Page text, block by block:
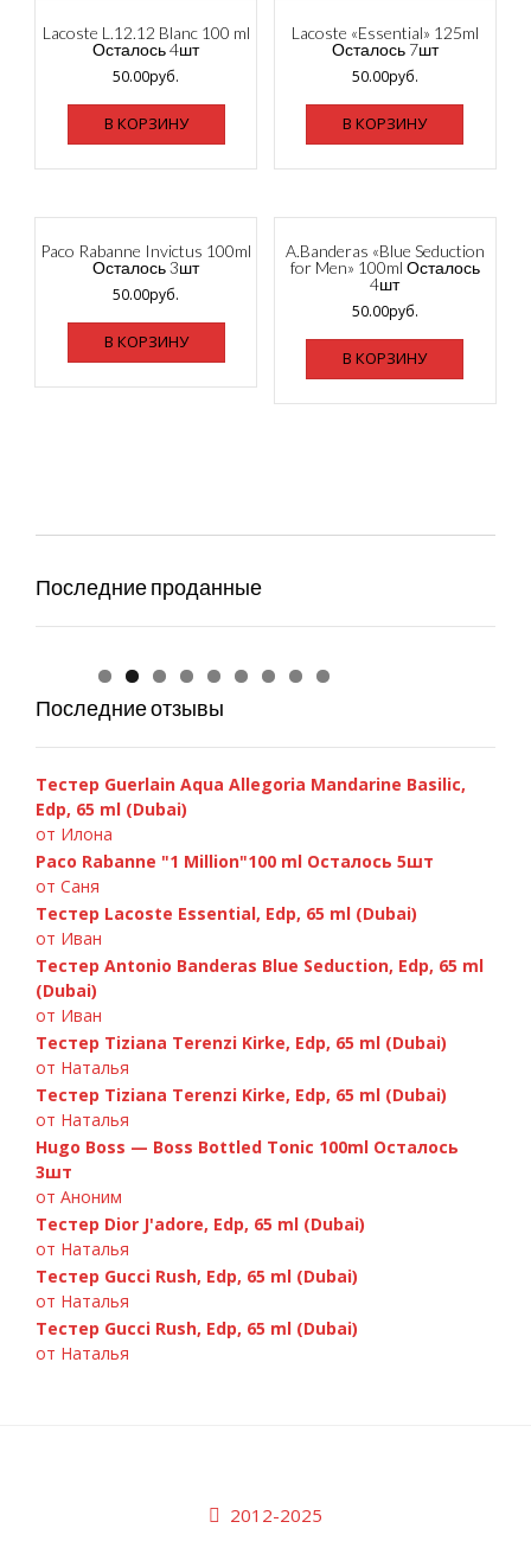
Lacoste L.12.12 Blanc 100 ml
Осталось 4шт
50.00руб.
В КОРЗИНУ
Lacoste «Essential» 125ml
Осталось 7шт
50.00руб.
В КОРЗИНУ
Paco Rabanne Invictus 100ml
Осталось 3шт
50.00руб.
В КОРЗИНУ
A.Banderas «Blue Seduction
for Men» 100ml Осталось
4шт
50.00руб.
В КОРЗИНУ
Последние проданные
Paco Rabanne Invictus 100ml
GIORGIO ARMANI — Si 100ml
Chanel «Bleu de Chanel», 100 ml
Armand Basi «In Red» 100ml
A.Banderas «Blue Seduction» 100ml
Versace «Bright Crystal» 90ml
Chanel Chance Eau Fraiche 100ml
C.Dior «Fahrenheit» 100ml
D&G 3 LImperatrice, 100ml
Paco Rabanne Invictus 100ml
GIORGIO ARMANI — Si 100ml
Последние отзывы
Тестер Guerlain Aqua Allegoria Mandarine Basilic,
Edp, 65 ml (Dubai)
от Илона
Paco Rabanne "1 Million"100 ml Осталось 5шт
от Саня
Тестер Lacoste Essential, Edp, 65 ml (Dubai)
от Иван
Тестер Antonio Banderas Blue Seduction, Edp, 65 ml
(Dubai)
от Иван
Тестер Tiziana Terenzi Kirke, Edp, 65 ml (Dubai)
от Наталья
Тестер Tiziana Terenzi Kirke, Edp, 65 ml (Dubai)
от Наталья
Hugo Boss — Boss Bottled Tonic 100ml Осталось
3шт
от Аноним
Тестер Dior J'adore, Edp, 65 ml (Dubai)
от Наталья
Тестер Gucci Rush, Edp, 65 ml (Dubai)
от Наталья
Тестер Gucci Rush, Edp, 65 ml (Dubai)
от Наталья
2012-2025